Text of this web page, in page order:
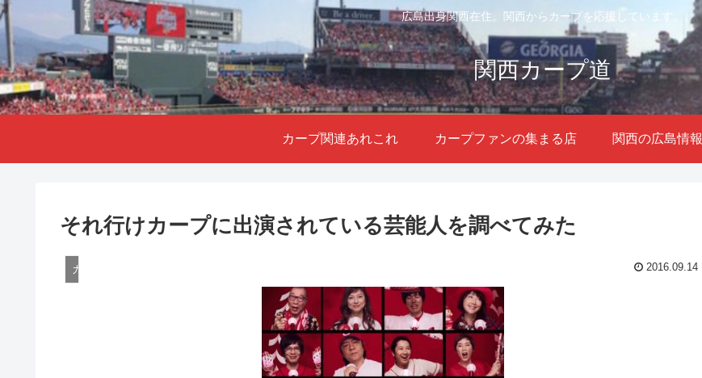
広島出身関西在住。関西からカープを応援しています。
関西カープ道
カープ関連あれこれ カープファンの集まる店 関西の広島情報
それ行けカープに出演されている芸能人を調べてみた
カープ関連 2016.09.14